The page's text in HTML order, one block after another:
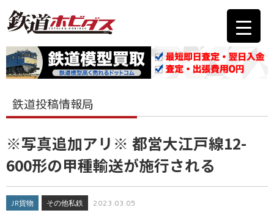
鉄道投稿情報局
※写真追加アリ※ 都営大江戸線12-
600形の甲種輸送が施行される
JR貨物 その他私鉄 2023.03.05